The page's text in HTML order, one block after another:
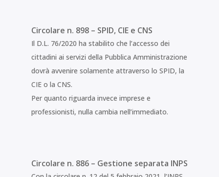
Circolare n. 898 – SPID, CIE e CNS
Il D.L. 76/2020 ha stabilito che l’accesso dei
cittadini ai servizi della Pubblica Amministrazione
dovrà avvenire solamente attraverso lo SPID, la
CIE o la CNS.
Per quanto riguarda invece imprese e
professionisti, nulla cambia nell’immediato.
Circolare n. 886 – Gestione separata INPS